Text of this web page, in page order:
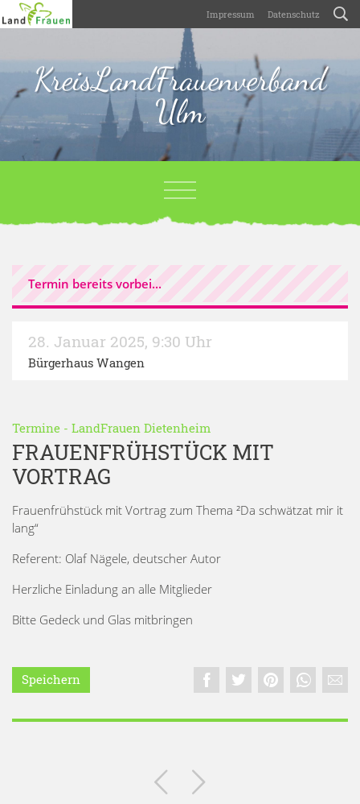
Impressum Datenschutz
KreisLandFrauenverband
Ulm
Termin bereits vorbei...
28. Januar 2025, 9:30 Uhr
Bürgerhaus Wangen
Termine - LandFrauen Dietenheim
FRAUENFRÜHSTÜCK MIT
VORTRAG
Frauenfrühstück mit Vortrag zum Thema ²Da schwätzat mir it
lang“
Referent: Olaf Nägele, deutscher Autor
Herzliche Einladung an alle Mitglieder
Bitte Gedeck und Glas mitbringen
Speichern